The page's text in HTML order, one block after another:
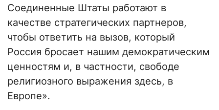
Соединенные Штаты работают в
качестве стратегических партнеров,
чтобы ответить на вызов, который
Россия бросает нашим демократическим
ценностям и, в частности, свободе
религиозного выражения здесь, в
Европе».